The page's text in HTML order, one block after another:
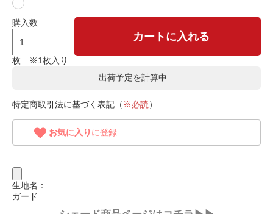
購入数
枚 ※1枚入り
カートに入れる
出荷予定を計算中...
特定商取引法に基づく表記（ ※必読）
お気に入り に登録
生地名：
ガード